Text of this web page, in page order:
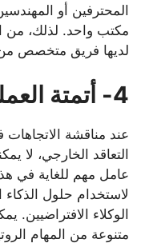
المحترفين أو
مكتب واحد. لذلك،
لديها فريق متخصص من
4- أتمتة العمليات اليدوية
عند مناقشة الاتجاهات
التعاقد الخارجي، لا
عامل مهم للغاية في
لاستخدام حلول الذكاء
الوكلاء الافتراضيين.
متنوعة من المهام